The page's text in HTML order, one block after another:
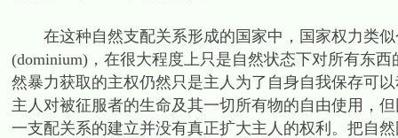
在这种自然支配关系形成的国家中，国家权力类似
(dominium)，在很大程度上只是自然状态下对所有东
然暴力获取的主权仍然只是主人为了自身自我保存可
主人对被征服者的生命及其一切所有物的自由使用，
一支配关系的建立并没有真正扩大主人的权利。把自